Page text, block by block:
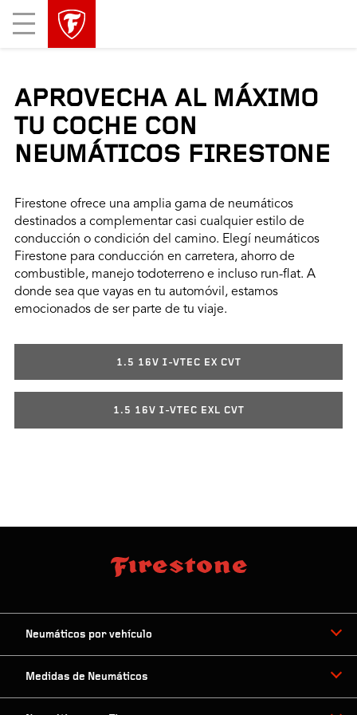
Mobile
Menu
APROVECHA AL MÁXIMO
TU COCHE CON
NEUMÁTICOS FIRESTONE
Firestone ofrece una amplia gama de neumáticos
destinados a complementar casi cualquier estilo de
conducción o condición del camino. Elegí neumáticos
Firestone para conducción en carretera, ahorro de
combustible, manejo todoterreno e incluso run-flat. A
donde sea que vayas en tu automóvil, estamos
emocionados de ser parte de tu viaje.
1.5 16V I-VTEC EX CVT
1.5 16V I-VTEC EXL CVT
Neumáticos por vehículo
Medidas de Neumáticos